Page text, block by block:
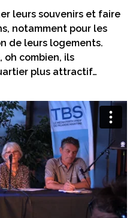
leurs souvenirs et faire
notamment pour les
de leurs logements.
oh combien, ils
plus attractif…